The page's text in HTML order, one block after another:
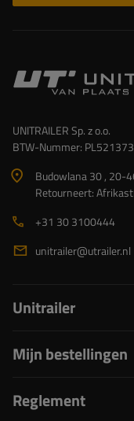
UNITRAILER Sp. z o.o.
BTW-Nummer:
Budowlana 30 , 20-
Retourneert:
+31 30 3100444
unitrailer@utrailer.nl
Unitrailer
Mijn bestellingen
Reglement